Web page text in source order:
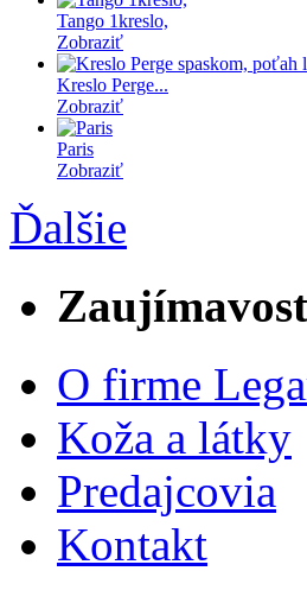
Tango 1kreslo,
Zobraziť
Kreslo Perge...
Zobraziť
Paris
Zobraziť
Ďalšie
O firme
Koža a látky
Predajcovia
Kontakt